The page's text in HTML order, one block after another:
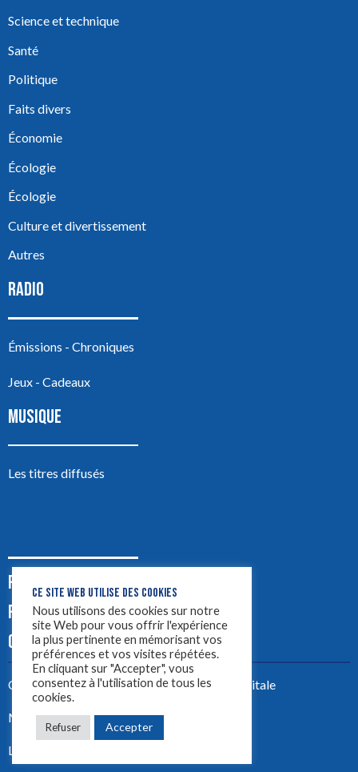
Science et technique
Santé
Politique
Faits divers
Économie
Écologie
Écologie
Culture et divertissement
Autres
RADIO
Émissions - Chroniques
Jeux - Cadeaux
MUSIQUE
Les titres diffusés
PODCASTS
PUB
CONTACT
Créez votre site avecYellowtie – Agence Digitale
Mentions légales
LYON 1ère 2023 ©
CE SITE WEB UTILISE DES COOKIES
Nous utilisons des cookies sur notre
site Web pour vous offrir l'expérience
la plus pertinente en mémorisant vos
préférences et vos visites répétées.
En cliquant sur "Accepter", vous
consentez à l'utilisation de tous les
cookies.
Refuser Accepter